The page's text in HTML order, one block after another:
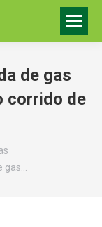
de gas
corrido de